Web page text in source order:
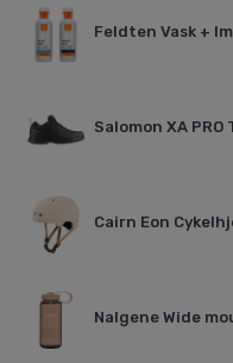
Feldten Vask +
Salomon XA PRO
Cairn Eon
Nalgene Wide